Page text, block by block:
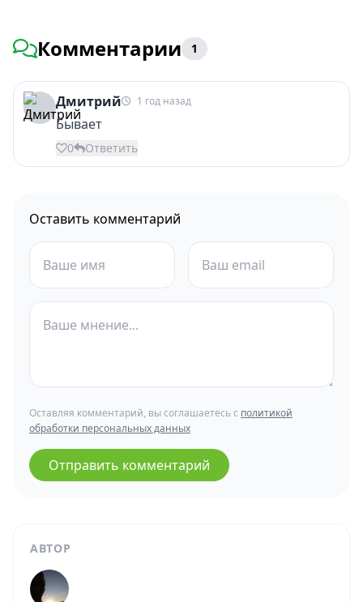
АВТОР
Комментарии 1
Дмитрий 1 год назад
Бывает
0 Ответить
Оставить комментарий
Оставляя комментарий, вы соглашаетесь с политикой
обработки персональных данных
Отправить комментарий